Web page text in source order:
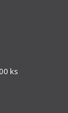
ks